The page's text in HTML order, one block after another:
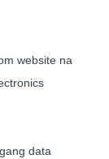
website na
data